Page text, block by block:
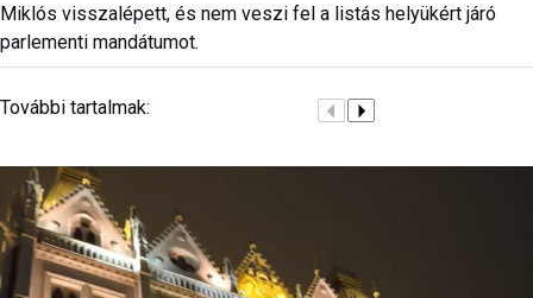
Miklós visszalépett, és nem veszi fel a listás helyükért járó
parlementi mandátumot.
További tartalmak: